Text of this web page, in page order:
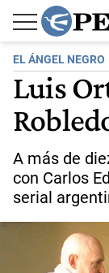
EL ÁNGEL NEGRO
Luis
A más de
con Carlos
serial